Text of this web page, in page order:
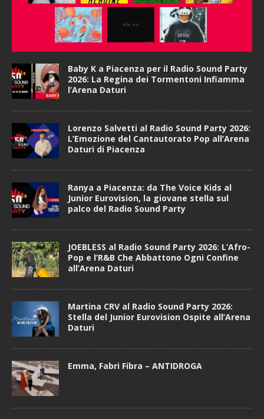
Baby K a Piacenza per il Radio Sound Party
2026: La Regina dei Tormentoni Infiamma
l’Arena Daturi
Lorenzo Salvetti al Radio Sound Party 2026:
L’Emozione del Cantautorato Pop all’Arena
Daturi di Piacenza
Ranya a Piacenza: da The Voice Kids al
Junior Eurovision, la giovane stella sul
palco del Radio Sound Party
JOEBLESS al Radio Sound Party 2026: L’Afro-
Pop e l’R&B Che Abbattono Ogni Confine
all’Arena Daturi
Martina CRV al Radio Sound Party 2026:
Stella del Junior Eurovision Ospite all’Arena
Daturi
Emma, Fabri Fibra – ANTIDROGA